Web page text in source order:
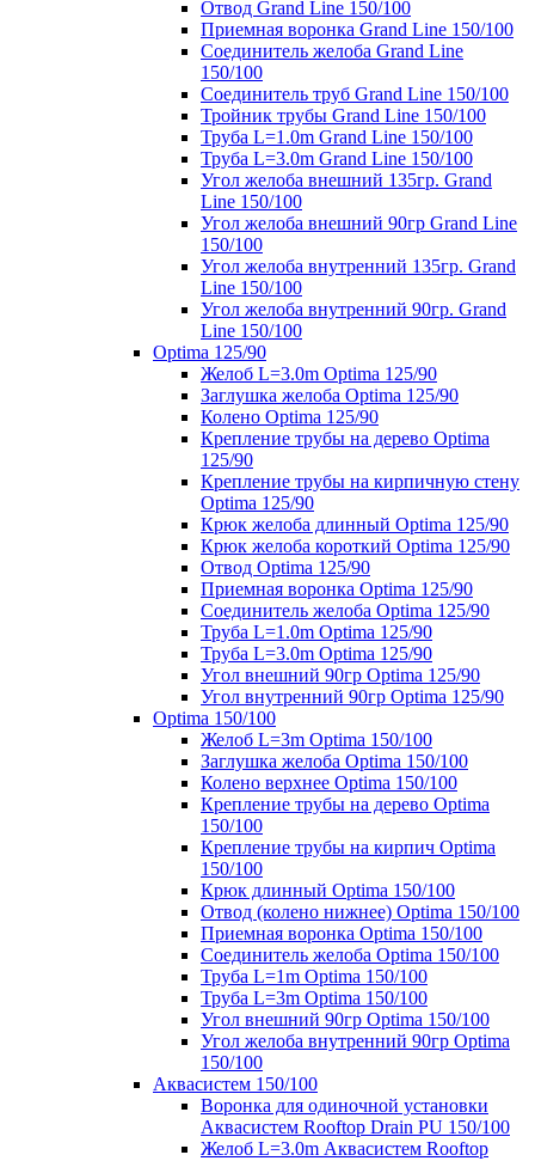
Отвод Grand Line 150/100
Приемная воронка Grand Line 150/100
Соединитель желоба Grand Line
150/100
Соединитель труб Grand Line 150/100
Тройник трубы Grand Line 150/100
Труба L=1.0m Grand Line 150/100
Труба L=3.0m Grand Line 150/100
Угол желоба внешний 135гр. Grand
Line 150/100
Угол желоба внешний 90гр Grand Line
150/100
Угол желоба внутренний 135гр. Grand
Line 150/100
Угол желоба внутренний 90гр. Grand
Line 150/100
Optima 125/90
Желоб L=3.0m Optima 125/90
Заглушка желоба Optima 125/90
Колено Optima 125/90
Крепление трубы на дерево Optima
125/90
Крепление трубы на кирпичную стену
Optima 125/90
Крюк желоба длинный Optima 125/90
Крюк желоба короткий Optima 125/90
Отвод Optima 125/90
Приемная воронка Optima 125/90
Соединитель желоба Optima 125/90
Труба L=1.0m Optima 125/90
Труба L=3.0m Optima 125/90
Угол внешний 90гр Optima 125/90
Угол внутренний 90гр Optima 125/90
Optima 150/100
Желоб L=3m Optima 150/100
Заглушка желоба Optima 150/100
Колено верхнее Optima 150/100
Крепление трубы на дерево Optima
150/100
Крепление трубы на кирпич Optima
150/100
Крюк длинный Optima 150/100
Отвод (колено нижнее) Optima 150/100
Приемная воронка Optima 150/100
Соединитель желоба Optima 150/100
Труба L=1m Optima 150/100
Труба L=3m Optima 150/100
Угол внешний 90гр Optima 150/100
Угол желоба внутренний 90гр Optima
150/100
Аквасистем 150/100
Воронка для одиночной установки
Аквасистем Rooftop Drain PU 150/100
Желоб L=3.0m Аквасистем Rooftop